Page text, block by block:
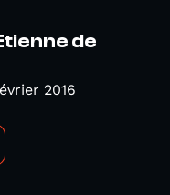
de
2016